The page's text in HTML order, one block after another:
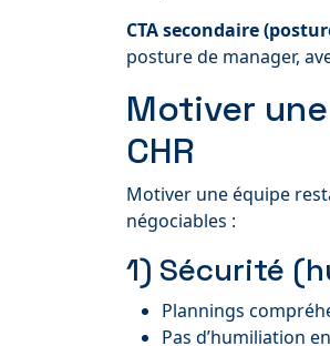
CTA secondaire
posture de manager,
Motiver
CHR
Motiver une équipe
négociables :
1) Sécurité
Plannings
Pas d’humiliation